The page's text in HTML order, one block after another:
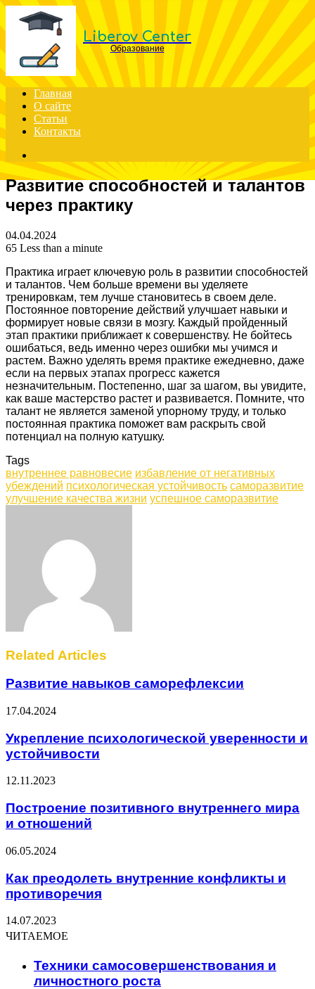
Menu
Liberov Center
Образование
Главная
О сайте
Статьи
Контакты
for
Развитие способностей и талантов
через практику
04.04.2024
65 Less than a minute
Практика играет ключевую роль в развитии способностей
и талантов. Чем больше времени вы уделяете
тренировкам, тем лучше становитесь в своем деле.
Постоянное повторение действий улучшает навыки и
формирует новые связи в мозгу. Каждый пройденный
этап практики приближает к совершенству. Не бойтесь
ошибаться, ведь именно через ошибки мы учимся и
растем. Важно уделять время практике ежедневно, даже
если на первых этапах прогресс кажется
незначительным. Постепенно, шаг за шагом, вы увидите,
как ваше мастерство растет и развивается. Помните, что
талант не является заменой упорному труду, и только
постоянная практика поможет вам раскрыть свой
потенциал на полную катушку.
Tags
внутреннее равновесие избавление от негативных
убеждений психологическая устойчивость саморазвитие
улучшение качества жизни успешное саморазвитие
Related Articles
Развитие навыков саморефлексии
17.04.2024
Укрепление психологической уверенности и
устойчивости
12.11.2023
Построение позитивного внутреннего мира
и отношений
06.05.2024
Как преодолеть внутренние конфликты и
противоречия
14.07.2023
ЧИТАЕМОЕ
Техники самосовершенствования и
личностного роста